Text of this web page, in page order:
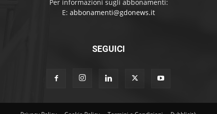
Per informazioni sugli abbonamenti:
E: abbonamenti@gdonews.it
SEGUICI